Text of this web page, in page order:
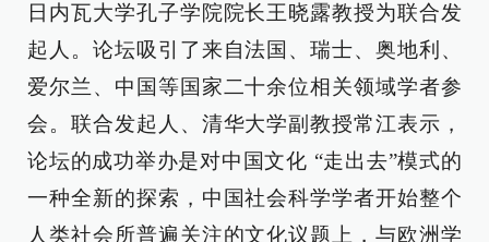
日内瓦大学孔子学院院长王晓露教授为联合发
起人。论坛吸引了来自法国、瑞士、奥地利、
爱尔兰、中国等国家二十余位相关领域学者参
会。联合发起人、清华大学副教授常江表示，
论坛的成功举办是对中国文化 “走出去”模式的
一种全新的探索，中国社会科学学者开始整个
人类社会所普遍关注的文化议题上，与欧洲学